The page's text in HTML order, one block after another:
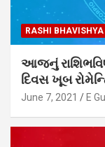
RASHI BHAVISHYA
આજનું
દિવસ ખૂબ
June 7, 2021 E